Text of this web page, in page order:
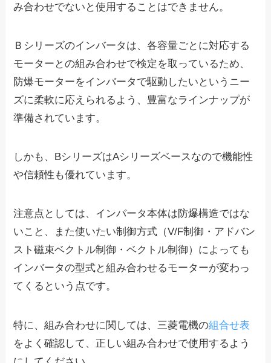
み合わせでないと使用することはできません。
Ｂシリーズのインバータは、各容量ごとに対応する
モーターとの組み合わせで検定を取っているため、
防爆モーターをインバータで駆動したいというニー
ズに柔軟に応えられるよう、豊富なラインナップが
準備されています。
しかも、BシリーズはAシリーズベースなので機能性
や信頼性も優れています。
注意点としては、インバータ本体は防爆構造ではな
いこと、また使いたい制御方式（V/F制御・アドバン
スト磁束ベクトル制御・ベクトル制御）によっても
インバータの型式と組み合わせるモーターが変わっ
てくるという点です。
特に、組み合わせに関しては、三菱電機の組合せ表
をよく確認して、正しい組み合わせで使用するよう